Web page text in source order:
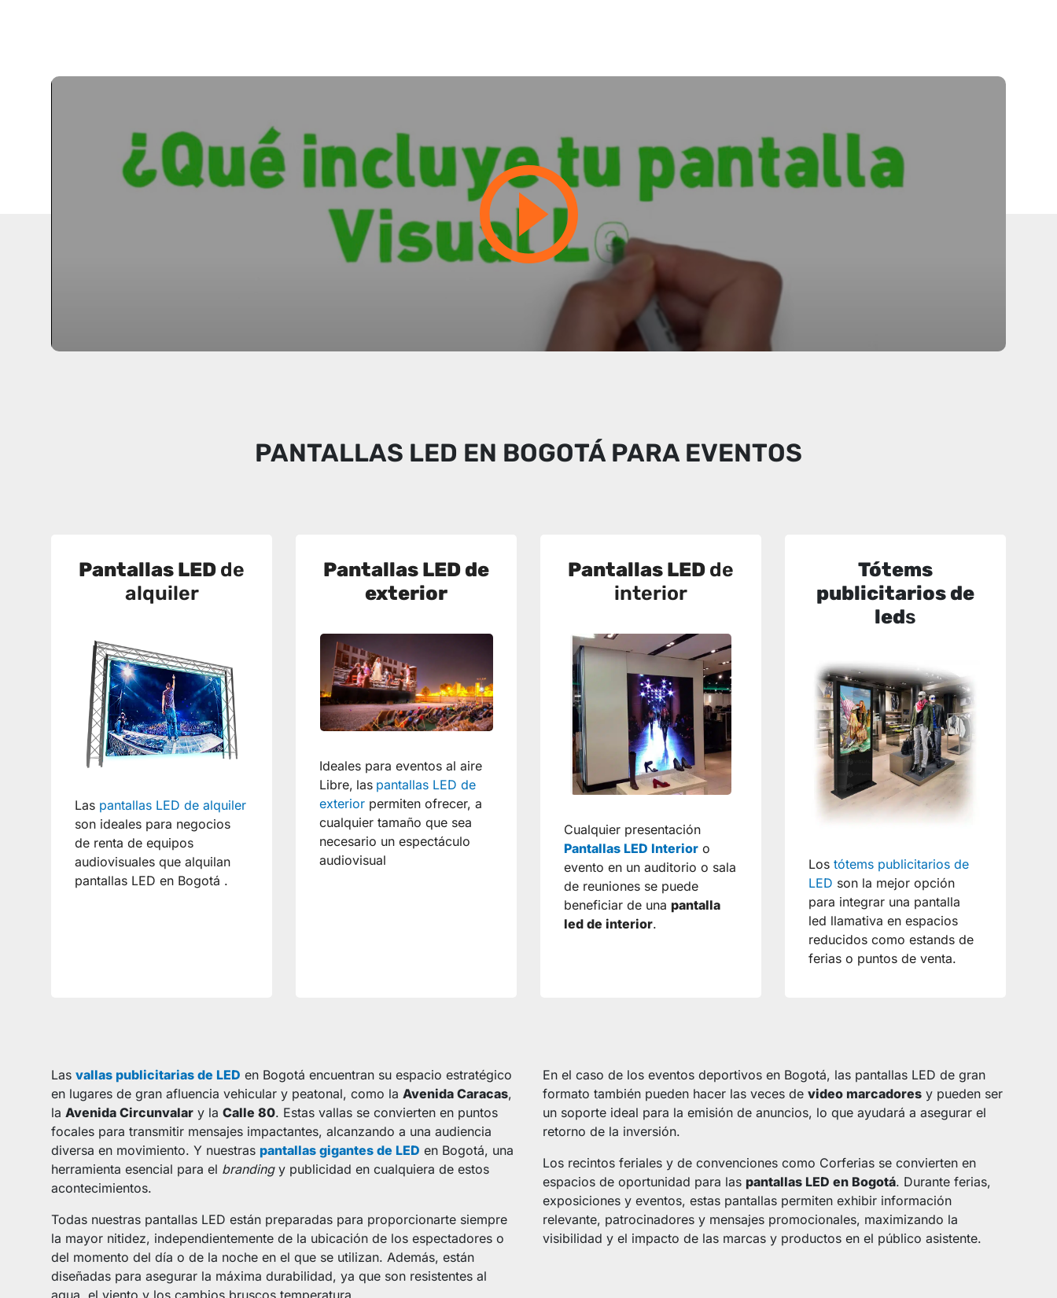
PANTALLAS LED EN BOGOTÁ PARA EVENTOS
Pantallas LED de
alquiler
Las pantallas LED de alquiler
son ideales para negocios
de renta de equipos
audiovisuales que alquilan
pantallas LED en Bogotá .
Pantallas LED de
exterior
Ideales para eventos al aire
Libre, las pantallas LED de
exterior permiten ofrecer, a
cualquier tamaño que sea
necesario un espectáculo
audiovisual
Pantallas LED de
interior
Cualquier presentación
Pantallas LED Interior o
evento en un auditorio o sala
de reuniones se puede
beneficiar de una pantalla
led de interior.
Tótems
publicitarios de
leds
Los tótems publicitarios de
LED son la mejor opción
para integrar una pantalla
led llamativa en espacios
reducidos como estands de
ferias o puntos de venta.
Lasvallas publicitarias de LED en Bogotá encuentran su espacio estratégico
en lugares de gran afluencia vehicular y peatonal, como laAvenida Caracas,
laAvenida Circunvalar y laCalle 80. Estas vallas se convierten en puntos
focales para transmitir mensajes impactantes, alcanzando a una audiencia
diversa en movimiento. Y nuestras pantallas gigantes de LED en Bogotá, una
herramienta esencial para el brandingy publicidad en cualquiera de estos
acontecimientos.
Todas nuestras pantallas LED están preparadas para proporcionarte siempre
la mayor nitidez, independientemente de la ubicación de los espectadores o
del momento del día o de la noche en el que se utilizan. Además, están
diseñadas para asegurar la máxima durabilidad, ya que son resistentes al
agua, el viento y los cambios bruscos temperatura.
En el caso de los eventos deportivos en Bogotá, las pantallas LED de gran
formato también pueden hacer las veces de video marcadoresy pueden ser
un soporte ideal para la emisión de anuncios, lo que ayudará a asegurar el
retorno de la inversión.
Los recintos feriales y de convenciones como Corferias se convierten en
espacios de oportunidad para las pantallas LED en Bogotá. Durante ferias,
exposiciones y eventos, estas pantallas permiten exhibir información
relevante, patrocinadores y mensajes promocionales, maximizando la
visibilidad y el impacto de las marcas y productos en el público asistente.